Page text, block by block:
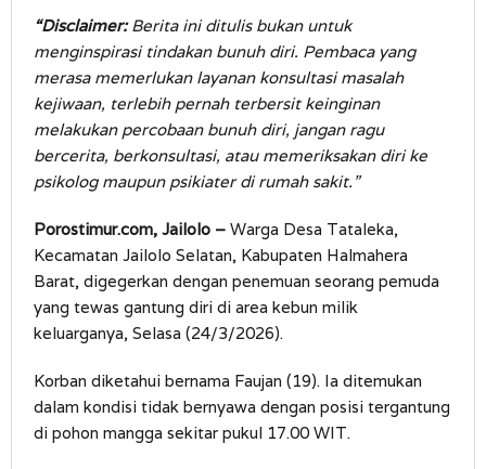
“Disclaimer:Berita ini ditulis bukan untuk
menginspirasi tindakan bunuh diri. Pembaca yang
merasa memerlukan layanan konsultasi masalah
kejiwaan, terlebih pernah terbersit keinginan
melakukan percobaan bunuh diri, jangan ragu
bercerita, berkonsultasi, atau memeriksakan diri ke
psikolog maupun psikiater di rumah sakit.”
Porostimur.com, Jailolo – Warga Desa Tataleka,
Kecamatan Jailolo Selatan, Kabupaten Halmahera
Barat, digegerkan dengan penemuan seorang pemuda
yang tewas gantung diri di area kebun milik
keluarganya, Selasa (24/3/2026).
Korban diketahui bernama Faujan (19). Ia ditemukan
dalam kondisi tidak bernyawa dengan posisi tergantung
di pohon mangga sekitar pukul 17.00 WIT.